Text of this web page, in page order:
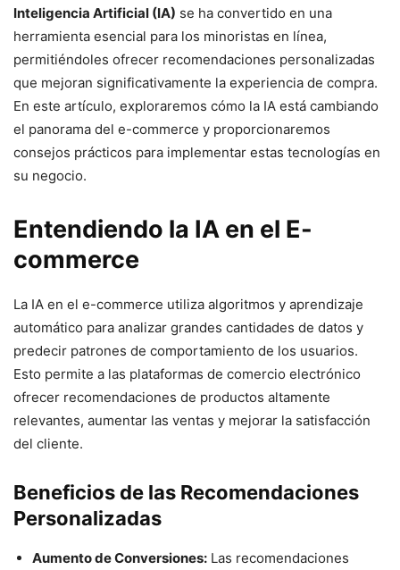
Inteligencia Artificial (IA) se ha convertido en una
herramienta esencial para los minoristas en línea,
permitiéndoles ofrecer recomendaciones personalizadas
que mejoran significativamente la experiencia de compra.
En este artículo, exploraremos cómo la IA está cambiando
el panorama del e-commerce y proporcionaremos
consejos prácticos para implementar estas tecnologías en
su negocio.
Entendiendo la IA en el E-
commerce
La IA en el e-commerce utiliza algoritmos y aprendizaje
automático para analizar grandes cantidades de datos y
predecir patrones de comportamiento de los usuarios.
Esto permite a las plataformas de comercio electrónico
ofrecer recomendaciones de productos altamente
relevantes, aumentar las ventas y mejorar la satisfacción
del cliente.
Beneficios de las Recomendaciones
Personalizadas
Aumento de Conversiones: Las recomendaciones